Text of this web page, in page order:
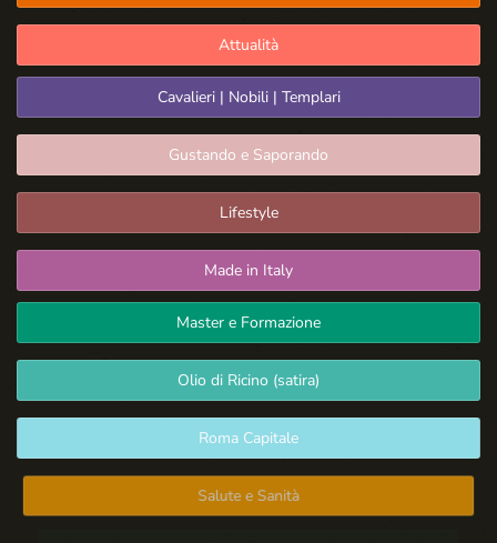
Attualità
Cavalieri | Nobili | Templari
Gustando e Saporando
Lifestyle
Made in Italy
Master e Formazione
Olio di Ricino (satira)
Roma Capitale
Salute e Sanità